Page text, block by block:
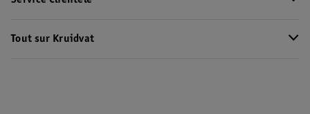
Tout sur Kruidvat